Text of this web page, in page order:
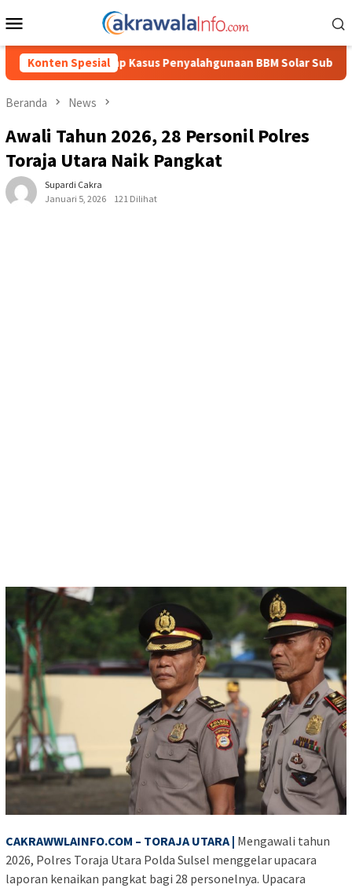
ke
Mobile
Konten SpesialBBM Solar Subsidi, Kasat Reskrim Polres Toraja
Beranda News
Awali Tahun 2026, 28 Personil Polres
Toraja Utara Naik Pangkat
Supardi Cakra
Januari 5, 2026
121 Dilihat
CAKRAWWLAINFO.COM – TORAJA UTARA | Mengawali tahun
2026, Polres Toraja Utara Polda Sulsel menggelar upacara
laporan kenaikan pangkat bagi 28 personelnya. Upacara